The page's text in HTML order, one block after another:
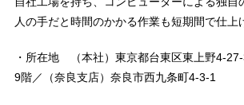
人の手だと時間のかかる作業も短期間で仕上
・所在地 （本社）東京都台東区東上野4-
9階／（奈良支店）奈良市西九条町4-3-1